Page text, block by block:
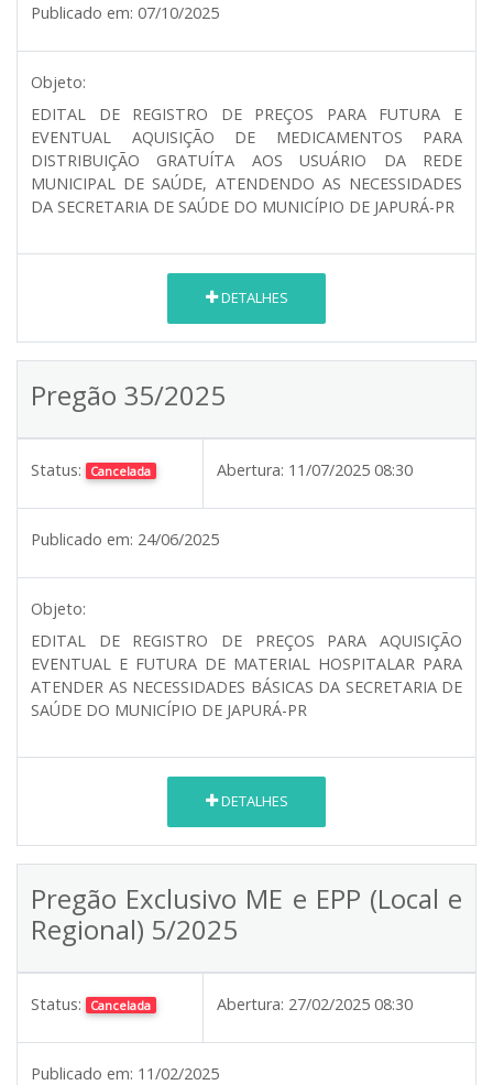
Publicado em: 07/10/2025
Objeto:
EDITAL DE REGISTRO DE PREÇOS PARA FUTURA E
EVENTUAL AQUISIÇÃO DE MEDICAMENTOS PARA
DISTRIBUIÇÃO GRATUÍTA AOS USUÁRIO DA REDE
MUNICIPAL DE SAÚDE, ATENDENDO AS NECESSIDADES
DA SECRETARIA DE SAÚDE DO MUNICÍPIO DE JAPURÁ-PR
DETALHES
Pregão 35/2025
Status: Cancelada Abertura: 11/07/2025 08:30
Publicado em: 24/06/2025
Objeto:
EDITAL DE REGISTRO DE PREÇOS PARA AQUISIÇÃO
EVENTUAL E FUTURA DE MATERIAL HOSPITALAR PARA
ATENDER AS NECESSIDADES BÁSICAS DA SECRETARIA DE
SAÚDE DO MUNICÍPIO DE JAPURÁ-PR
DETALHES
Pregão Exclusivo ME e EPP (Local e
Regional) 5/2025
Status: Cancelada Abertura: 27/02/2025 08:30
Publicado em: 11/02/2025